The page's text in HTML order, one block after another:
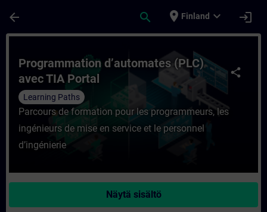
arrow_back search place Finland expand_more login
share
Programmation d’automates (PLC)
avec TIA Portal
Learning Paths
Parcours de formation pour les programmeurs, les
ingénieurs de mise en service et le personnel
d’ingénierie
Näytä sisältö